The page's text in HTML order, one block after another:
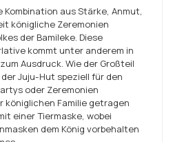
Kombination aus Stärke, Anmut,
königliche Zeremonien
der Bamileke. Diese
kommt unter anderem in
Ausdruck. Wie der Großteil
Juju-Hut speziell für den
oder Zeremonien
königlichen Familie getragen
einer Tiermaske, wobei
dem König vorbehalten